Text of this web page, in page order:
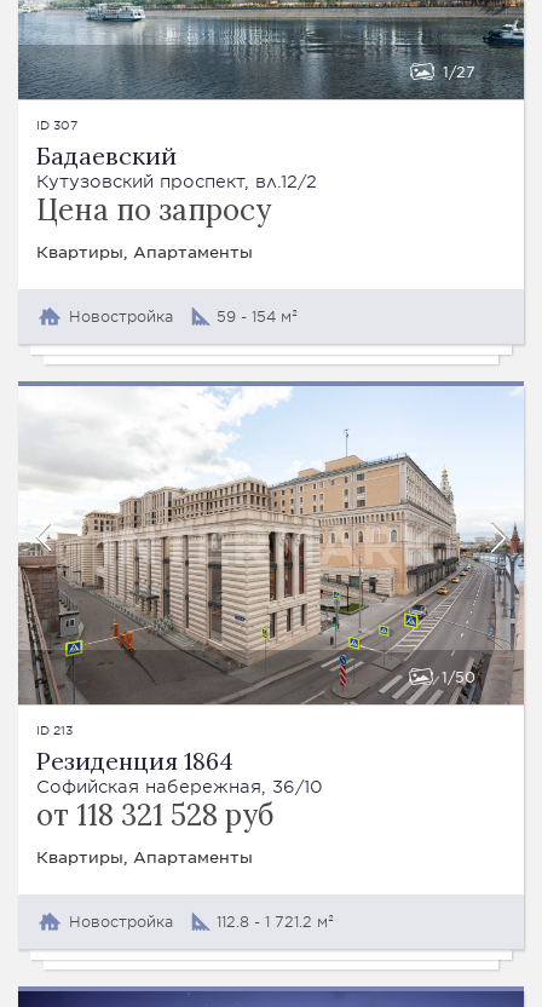
1 27
ID 307
Бадаевский
Кутузовский проспект, вл.12/2
Цена по запросу
Квартиры, Апартаменты
Новостройка 59 - 154 м²
1 50
ID 213
Резиденция 1864
Софийская набережная, 36/10
от 118 321 528 руб
Квартиры, Апартаменты
Новостройка 112.8 - 1 721.2 м²